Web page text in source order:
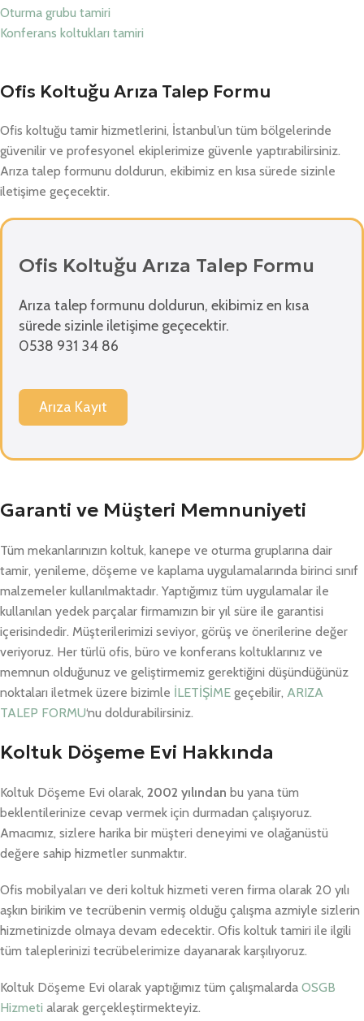
Oturma grubu tamiri
Konferans koltukları tamiri
Ofis Koltuğu Arıza Talep Formu
Ofis koltuğu tamir hizmetlerini, İstanbul’un tüm bölgelerinde
güvenilir ve profesyonel ekiplerimize güvenle yaptırabilirsiniz.
Arıza talep formunu doldurun, ekibimiz en kısa sürede sizinle
iletişime geçecektir.
Ofis Koltuğu Arıza Talep Formu
Arıza talep formunu doldurun, ekibimiz en kısa
sürede sizinle iletişime geçecektir.
0538 931 34 86
Arıza Kayıt
Garanti ve Müşteri Memnuniyeti
Tüm mekanlarınızın koltuk, kanepe ve oturma gruplarına dair
tamir, yenileme, döşeme ve kaplama uygulamalarında birinci sınıf
malzemeler kullanılmaktadır. Yaptığımız tüm uygulamalar ile
kullanılan yedek parçalar firmamızın bir yıl süre ile garantisi
içerisindedir. Müşterilerimizi seviyor, görüş ve önerilerine değer
veriyoruz. Her türlü ofis, büro ve konferans koltuklarınız ve
memnun olduğunuz ve geliştirmemiz gerektiğini düşündüğünüz
noktaları iletmek üzere bizimle İLETİŞİME geçebilir, ARIZA
TALEP FORMU‘nu doldurabilirsiniz.
Koltuk Döşeme Evi Hakkında
Koltuk Döşeme Evi olarak, 2002 yılından bu yana tüm
beklentilerinize cevap vermek için durmadan çalışıyoruz.
Amacımız, sizlere harika bir müşteri deneyimi ve olağanüstü
değere sahip hizmetler sunmaktır.
Ofis mobilyaları ve deri koltuk hizmeti veren firma olarak 20 yılı
aşkın birikim ve tecrübenin vermiş olduğu çalışma azmiyle sizlerin
hizmetinizde olmaya devam edecektir. Ofis koltuk tamiri ile ilgili
tüm taleplerinizi tecrübelerimize dayanarak karşılıyoruz.
Koltuk Döşeme Evi olarak yaptığımız tüm çalışmalarda OSGB
Hizmeti alarak gerçekleştirmekteyiz.